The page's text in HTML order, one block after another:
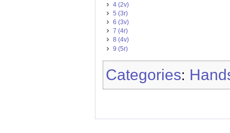
4 (2v)
5 (3r)
6 (3v)
7 (4r)
8 (4v)
9 (5r)
Categories: